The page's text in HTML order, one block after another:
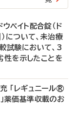
ベイト配合錠（ド
について、未治療
試験において、3
を示したことを
「レギュニール®
薬価基準収載のお